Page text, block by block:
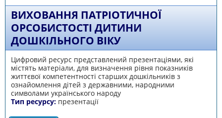
ВИХОВАННЯ ПАТРІОТИЧНОЇ
ОРСОБИСТОСТІ ДИТИНИ
ДОШКІЛЬНОГО ВІКУ
Цифровий ресурс представлений презентаціями, які
містять матеріали, для визначення рівня показників
життєвої компетентності старших дошкільників з
ознайомлення дітей з державними, народними
символами українського народу
Тип ресурсу: презентації